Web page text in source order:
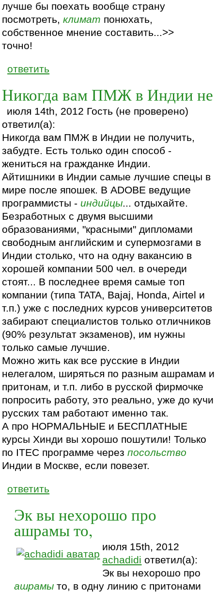
лучше бы поехать вообще страну
посмотреть,климат понюхать,
собственное мнение составить...>>
точно!
ответить
Никогда вам ПМЖ в Индии не
июля 14th, 2012 Гость (не проверено)
ответил(а):
Никогда вам ПМЖ в Индии не получить,
забудте. Есть только один способ -
жениться на гражданке Индии.
Айтишники в Индии самые лучшие спецы в
мире после япошек. В ADOBE ведущие
программисты - индийцы... отдыхайте.
Безработных с двумя высшими
образованиями, "красными" дипломами
свободным английским и супермозгами в
Индии столько, что на одну вакансию в
хорошей компании 500 чел. в очереди
стоят... В последнее время самые топ
компании (типа TATA, Bajaj, Honda, Airtel и
т.п.) уже с последних курсов университетов
забирают специалистов только отличников
(90% результат экзаменов), им нужны
только самые лучшие.
Можно жить как все русские в Индии
нелегалом, ширяться по разным ашрамам и
притонам, и т.п. либо в русской фирмочке
попросить работу, это реально, уже до кучи
русских там работают именно так.
А про НОРМАЛЬНЫЕ и БЕСПЛАТНЫЕ
курсы Хинди вы хорошо пошутили! Только
по ITEC программе черезпосольство
Индии в Москве, если повезет.
ответить
Эк вы нехорошо про
ашрамы то,
июля 15th, 2012
achadidi ответил(а):
Эк вы нехорошо про
ашрамы то, в одну линию с притонами